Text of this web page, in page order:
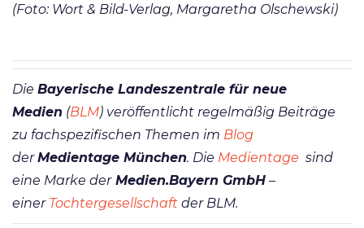
(Foto: Wort & Bild-Verlag, Margaretha Olschewski)
Die Bayerische Landeszentrale für neue
Medien (BLM) veröffentlicht regelmäßig Beiträge
zu fachspezifischen Themen im Blog
der Medientage München. Die Medientage sind
eine Marke derMedien.Bayern GmbH –
einer Tochtergesellschaft der BLM.